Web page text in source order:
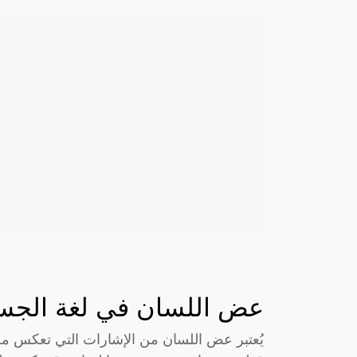
عض اللسان في لغة
يُعتبر عض اللسان من الإشارات التي تعكس